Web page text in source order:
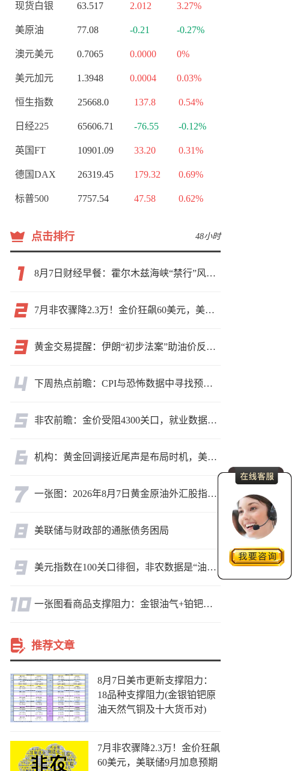
现货白银 63.517 2.012 3.27%
美原油 77.08 -0.21 -0.27%
澳元美元 0.7065 0.0000 0%
美元加元 1.3948 0.0004 0.03%
恒生指数 25668.0 137.8 0.54%
日经225 65606.71 -76.55 -0.12%
英国FT 10901.09 33.20 0.31%
德国DAX 26319.45 179.32 0.69%
标普500 7757.54 47.58 0.62%
点击排行 48小时
8月7日财经早餐：霍尔木兹海峡“禁行”风波再起，油价急涨金价承压，非农夜市场博弈加剧
7月非农骤降2.3万！金价狂飙60美元，美联储9月加息预期瞬间崩塌
黄金交易提醒：伊朗“初步法案”助油价反弹逾3%，金价小幅承压，非农重磅来袭！
下周热点前瞻：CPI与恐怖数据中寻找预期差
非农前瞻：金价受阻4300关口，就业数据是“火上浇油”还是“釜底抽薪”？
机构：黄金回调接近尾声是布局时机，美元后市或走弱转为利多因素
一张图：2026年8月7日黄金原油外汇股指“枢纽点+多空持仓信号”一览
美联储与财政部的通胀债务困局
美元指数在100关口徘徊，非农数据是“油门”还是“刹车”？
一张图看商品支撑阻力：金银油气+铂钯铜农产品期货(2026年8月7日)
推荐文章
8月7日美市更新支撑阻力：
18品种支撑阻力(金银铂钯原
油天然气铜及十大货币对)
7月非农骤降2.3万！金价狂飙
60美元，美联储9月加息预期